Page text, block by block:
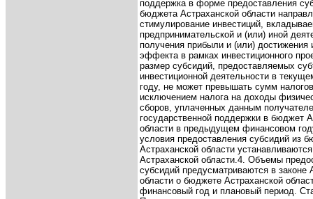
поддержка в форме предоставления
бюджета Астраханской области
стимулирование инвестиций,
предпринимательской и (или) иной
получения прибыли и (или) достижения
эффекта в рамках инвестиционного
размер субсидий, предоставляемых
инвестиционной деятельности в
году, не может превышать сумм
исключением налога на доходы
сборов, уплаченных данным
государственной поддержки в бюджет
области в предыдущем финансовом
условия предоставления субсидий из
Астраханской области
Астраханской области.4. Объемы
субсидий предусматриваются в законе
области о бюджете Астраханской
финансовый год и плановый период.